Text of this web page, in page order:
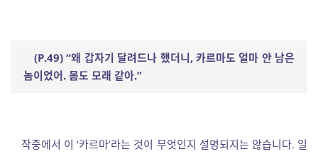
(P.49) “왜 갑자기 달려드나 했더니, 카르마도 얼마 안 남은
놈이었어. 몸도 모래 같아.”
작중에서 이 ‘카르마’라는 것이 무엇인지 설명되지는 않습니다. 일